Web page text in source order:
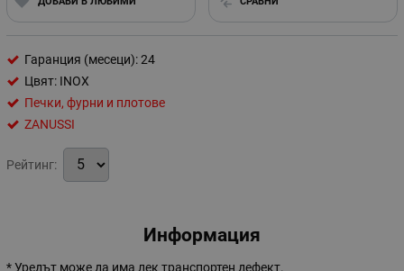
Гаранция (месеци): 24
Цвят: INOX
Печки, фурни и плотове
ZANUSSI
Рейтинг:
Информация
* Уредът може да има лек транспортен дефект.